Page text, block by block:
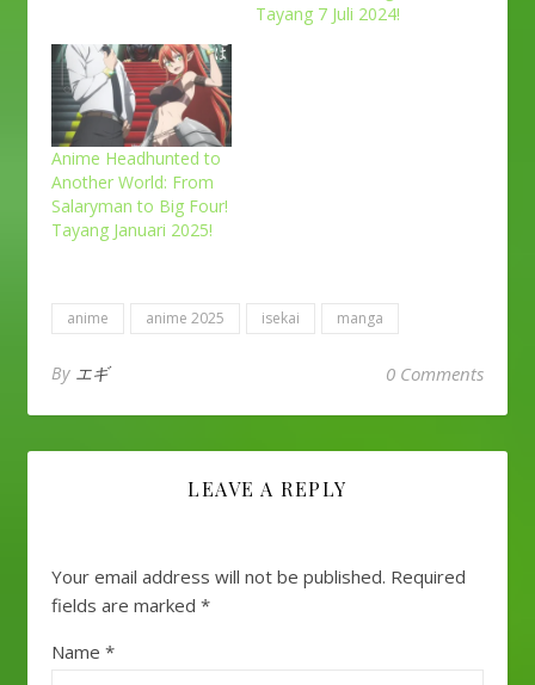
Tayang 7 Juli 2024!
Anime Headhunted to
Another World: From
Salaryman to Big Four!
Tayang Januari 2025!
anime anime 2025 isekai manga
By エギ 0 Comments
LEAVE A REPLY
Your email address will not be published. Required
fields are marked *
Name *